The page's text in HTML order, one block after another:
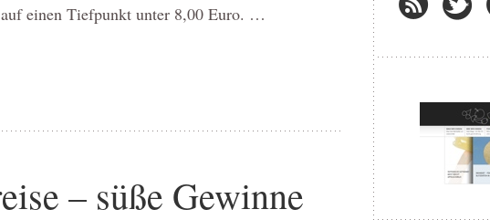
einen Tiefpunkt unter 8,00 Euro. …
– süße Gewinne